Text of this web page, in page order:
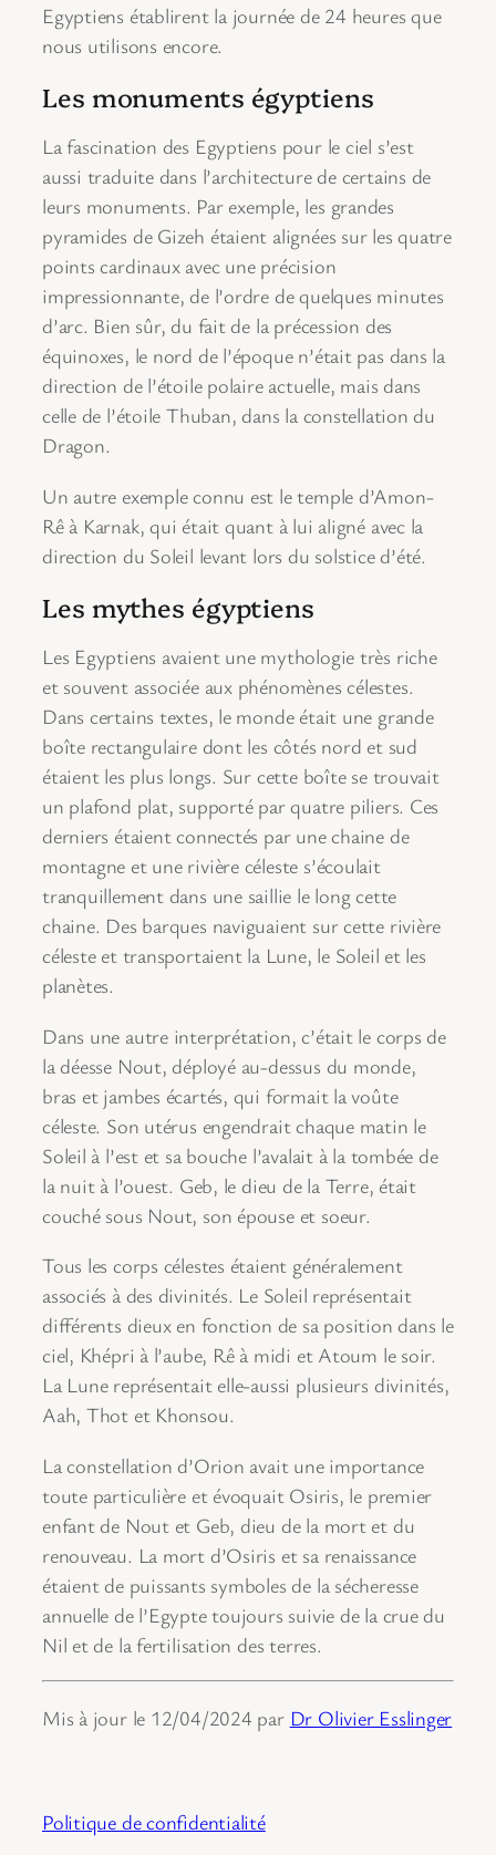
Egyptiens établirent la journée de 24 heures que
nous utilisons encore.
Les monuments égyptiens
La fascination des Egyptiens pour le ciel s’est
aussi traduite dans l’architecture de certains de
leurs monuments. Par exemple, les grandes
pyramides de Gizeh étaient alignées sur les quatre
points cardinaux avec une précision
impressionnante, de l’ordre de quelques minutes
d’arc. Bien sûr, du fait de la précession des
équinoxes, le nord de l’époque n’était pas dans la
direction de l’étoile polaire actuelle, mais dans
celle de l’étoile Thuban, dans la constellation du
Dragon.
Un autre exemple connu est le temple d’Amon-
Rê à Karnak, qui était quant à lui aligné avec la
direction du Soleil levant lors du solstice d’été.
Les mythes égyptiens
Les Egyptiens avaient une mythologie très riche
et souvent associée aux phénomènes célestes.
Dans certains textes, le monde était une grande
boîte rectangulaire dont les côtés nord et sud
étaient les plus longs. Sur cette boîte se trouvait
un plafond plat, supporté par quatre piliers. Ces
derniers étaient connectés par une chaine de
montagne et une rivière céleste s’écoulait
tranquillement dans une saillie le long cette
chaine. Des barques naviguaient sur cette rivière
céleste et transportaient la Lune, le Soleil et les
planètes.
Dans une autre interprétation, c’était le corps de
la déesse Nout, déployé au-dessus du monde,
bras et jambes écartés, qui formait la voûte
céleste. Son utérus engendrait chaque matin le
Soleil à l’est et sa bouche l’avalait à la tombée de
la nuit à l’ouest. Geb, le dieu de la Terre, était
couché sous Nout, son épouse et soeur.
Tous les corps célestes étaient généralement
associés à des divinités. Le Soleil représentait
différents dieux en fonction de sa position dans le
ciel, Khépri à l’aube, Rê à midi et Atoum le soir.
La Lune représentait elle-aussi plusieurs divinités,
Aah, Thot et Khonsou.
La constellation d’Orion avait une importance
toute particulière et évoquait Osiris, le premier
enfant de Nout et Geb, dieu de la mort et du
renouveau. La mort d’Osiris et sa renaissance
étaient de puissants symboles de la sécheresse
annuelle de l’Egypte toujours suivie de la crue du
Nil et de la fertilisation des terres.
Mis à jour le 12/04/2024 par Dr Olivier Esslinger
Politique de confidentialité